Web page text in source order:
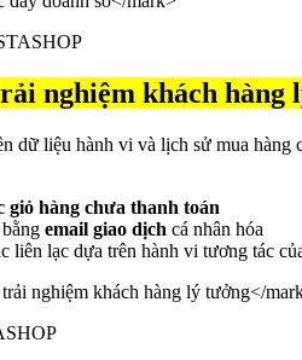
nghiệm khách hàng
dữ liệu hành vi và lịch sử mua
giỏ hàng chưa thanh toán
email giao dịch cá nhân hóa
liên lạc dựa trên hành vi tương tác